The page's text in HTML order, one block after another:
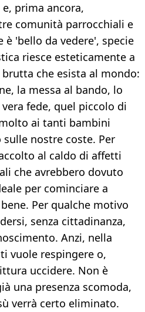
prima ancora,
comunità parrocchiali e
è 'bello da vedere', specie
riesce esteticamente a
che esista al mondo:
la messa al bando, lo
fede, quel piccolo di
ai tanti bambini
nostre coste. Per
al caldo di affetti
che avrebbero dovuto
per cominciare a
Per qualche motivo
senza cittadinanza,
Anzi, nella
vuole respingere o,
uccidere. Non è
una presenza scomoda,
verrà certo eliminato.